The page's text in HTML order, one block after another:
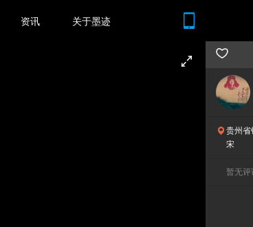
资讯 关于墨迹
贵州
宋
暂无评